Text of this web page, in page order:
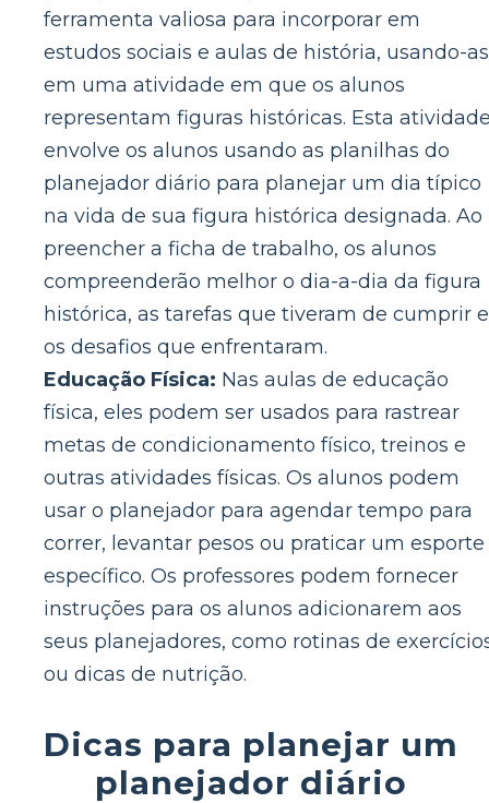
ferramenta valiosa para incorporar em
estudos sociais e aulas de história, usando-as
em uma atividade em que os alunos
representam figuras históricas. Esta
envolve os alunos usando as planilhas do
planejador diário para planejar um dia típico
na vida de sua figura histórica designada. Ao
preencher a ficha de trabalho, os alunos
compreenderão melhor o dia-a-dia da figura
histórica, as tarefas que tiveram de cumprir e
os desafios que enfrentaram.
Educação Física: Nas aulas de educação
física, eles podem ser usados ​​para rastrear
metas de condicionamento físico, treinos e
outras atividades físicas. Os alunos podem
usar o planejador para agendar tempo para
correr, levantar pesos ou praticar um esporte
específico. Os professores podem fornecer
instruções para os alunos adicionarem aos
seus planejadores, como rotinas de
ou dicas de nutrição.
Dicas para planejar um
planejador diário